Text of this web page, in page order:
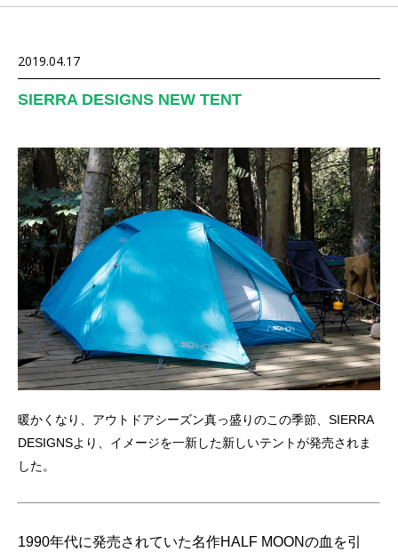
2019.04.17
SIERRA DESIGNS NEW TENT
暖かくなり、アウトドアシーズン真っ盛りのこの季節、SIERRA
DESIGNSより、イメージを一新した新しいテントが発売されま
した。
1990年代に発売されていた名作HALF MOONの血を引